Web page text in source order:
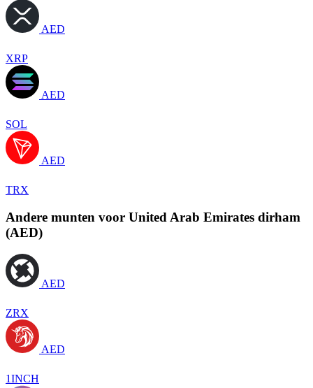
AED
XRP
AED
SOL
AED
TRX
Andere munten voor United Arab Emirates dirham
(AED)
AED
ZRX
AED
1INCH